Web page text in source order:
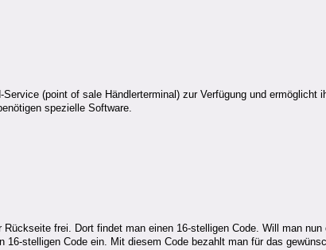
(point of sale Händlerterminal) zur Verfügung und ermöglicht
spezielle Software.
frei. Dort findet man einen 16-stelligen Code. Will man
stelligen Code ein. Mit diesem Code bezahlt man für das